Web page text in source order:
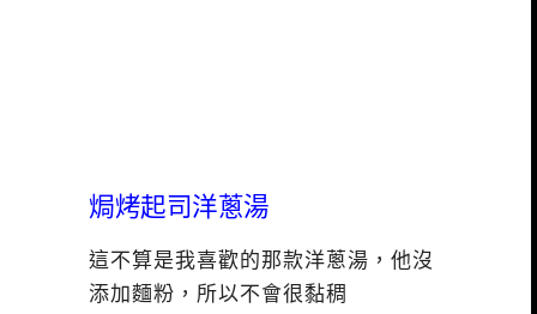
焗烤起司洋蔥湯
這不算是我喜歡的那款洋蔥湯，他沒
添加麵粉，所以不會很黏稠